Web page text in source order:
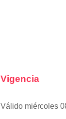
Vigencia
Válido miércoles